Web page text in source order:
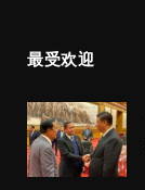
最受欢迎